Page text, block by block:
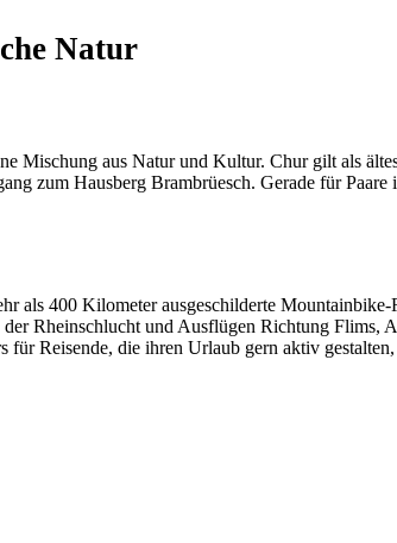
Natur
Mischung aus Natur und Kultur. Chur gilt als
zum Hausberg Brambrüesch. Gerade für
400 Kilometer ausgeschilderte
Rheinschlucht und Ausflügen Richtung Flims,
Reisende, die ihren Urlaub gern aktiv